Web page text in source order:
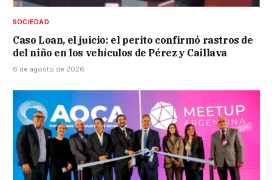
SOCIEDAD
Caso Loan, el juicio: el perito confirmó rastros de
del niño en los vehículos de Pérez y Caillava
6 de agosto de 2026